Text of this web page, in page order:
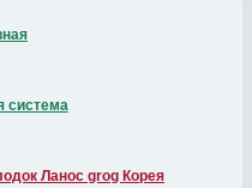
система
Ланос grog Корея